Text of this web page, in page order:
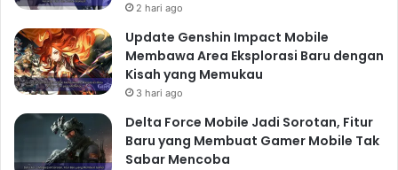
2 hari ago
Update Genshin Impact Mobile
Membawa Area Eksplorasi Baru dengan
Kisah yang Memukau
3 hari ago
Delta Force Mobile Jadi Sorotan, Fitur
Baru yang Membuat Gamer Mobile Tak
Sabar Mencoba